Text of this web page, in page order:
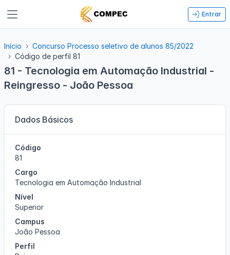
Entrar
Início
Concurso Processo seletivo de alunos 85/2022
Código de perfil 81
81 - Tecnologia em Automação Industrial -
Reingresso - João Pessoa
Dados Básicos
Código
81
Cargo
Tecnologia em Automação Industrial
Nível
Superior
Campus
João Pessoa
Perfil